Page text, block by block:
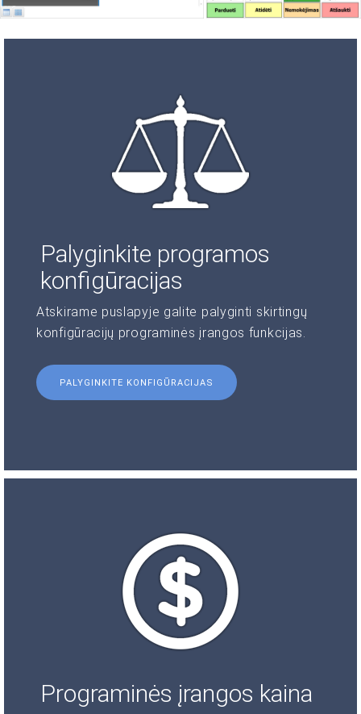
Palyginkite programos
konfigūracijas
Atskirame puslapyje galite palyginti skirtingų
konfigūracijų programinės įrangos funkcijas.
PALYGINKITE KONFIGŪRACIJAS
Programinės įrangos kaina